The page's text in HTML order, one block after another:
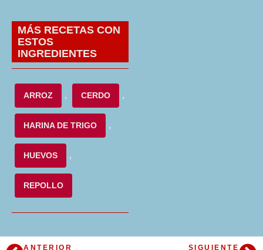
MÁS RECETAS CON
ESTOS
INGREDIENTES
ARROZ , CERDO ,
HARINA DE TRIGO ,
HUEVOS ,
REPOLLO
ANTERIOR
SIGUIENTE